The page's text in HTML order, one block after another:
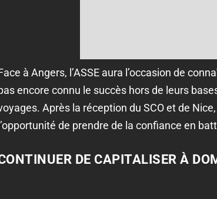
à Angers, l’ASSE aura l’occasion de
encore connu le succès hors de leurs
Après la réception du SCO et de
de prendre de la confiance en
DE CAPITALISER À